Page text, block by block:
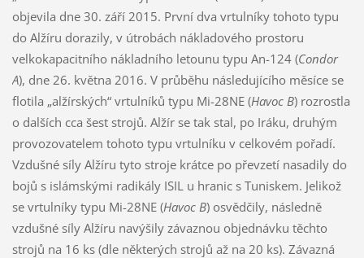
objevila dne 30. září 2015. První dva vrtulníky tohoto typu
do Alžíru dorazily, v útrobách nákladového prostoru
velkokapacitního nákladního letounu typu An-124 (Condor
A), dne 26. května 2016. V průběhu následujícího měsíce se
flotila „alžírských“ vrtulníků typu Mi-28NE (Havoc B) rozrostla
o dalších cca šest strojů. Alžír se tak stal, po Iráku, druhým
provozovatelem tohoto typu vrtulníku v celkovém pořadí.
Vzdušné síly Alžíru tyto stroje krátce po převzetí nasadily do
bojů s islámskými radikály ISIL u hranic s Tuniskem. Jelikož
se vrtulníky typu Mi-28NE (Havoc B) osvědčily, následně
vzdušné síly Alžíru navýšily závaznou objednávku těchto
strojů na 16 ks (dle některých strojů až na 20 ks). Závazná